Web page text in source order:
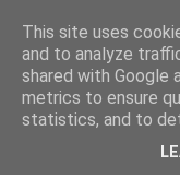
FIELD DAY
This site uses
and to analyze
shared with Google
metrics to ensure
statistics, and to